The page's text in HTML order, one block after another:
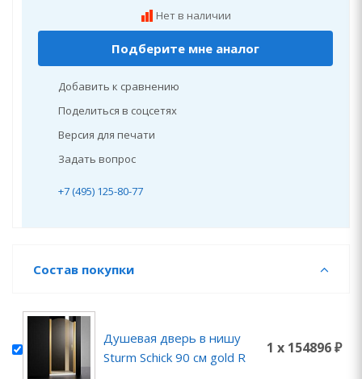
Нет в наличии
Подберите мне аналог
Добавить к сравнению
Поделиться в соцсетях
Версия для печати
Задать вопрос
+7 (495) 125-80-77
Состав покупки
Душевая дверь в нишу
Sturm Schick 90 см gold R
1 x 154896 ₽